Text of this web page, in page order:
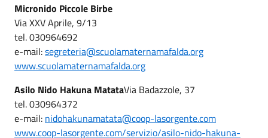
Micronido Piccole Birbe
Via XXV Aprile, 9/13
tel. 030964692
e-mail:segreteria@scuolamaternamafalda.org
www.scuolamaternamafalda.org
Asilo Nido Hakuna MatataVia Badazzole, 37
tel. 030964372
e-mail: nidohakunamatata@coop-lasorgente.com
www.coop-lasorgente.com/servizio/asilo-nido-hakuna-